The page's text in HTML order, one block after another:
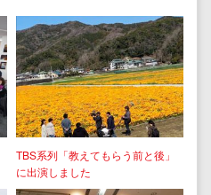
TBS系列「教えてもらう前と後」
に出演しました